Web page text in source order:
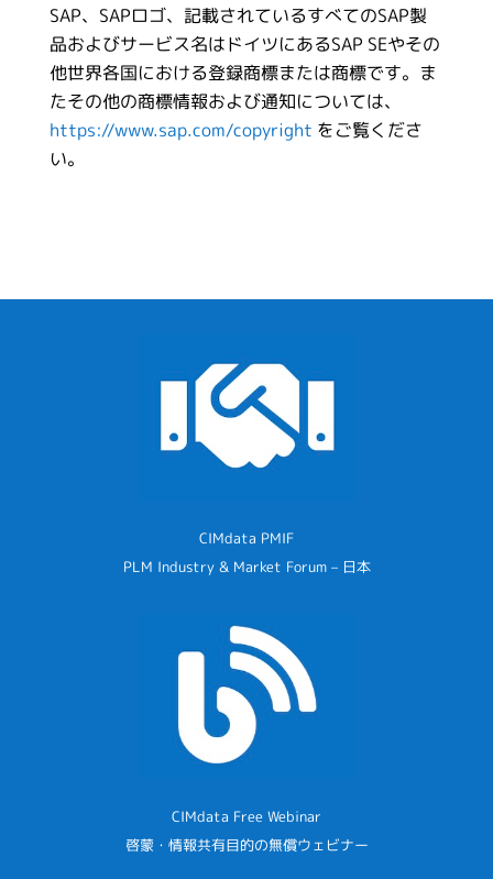
SAP、SAPロゴ、記載されているすべてのSAP製
品およびサービス名はドイツにあるSAP SEやその
他世界各国における登録商標または商標です。ま
たその他の商標情報および通知については、
https://www.sap.com/copyright をご覧くださ
い。
CIMdata PMIF
PLM Industry & Market Forum – 日本
CIMdata Free Webinar
啓蒙・情報共有目的の無償ウェビナー